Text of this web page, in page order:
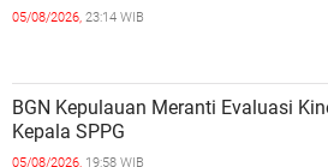
05/08/2026, 23:14 WIB
BGN Kepulauan Meranti Evaluasi
Kepala SPPG
05/08/2026, 19:58 WIB